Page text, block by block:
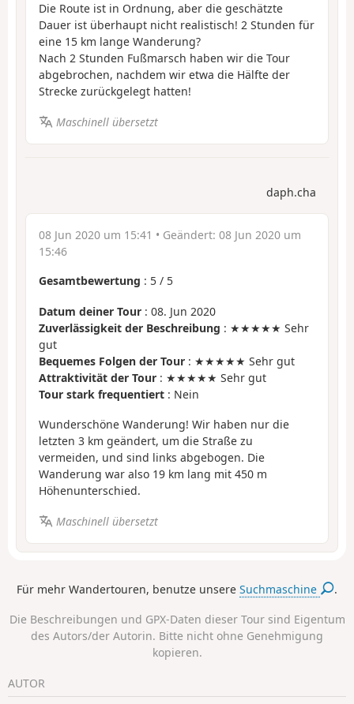
Die Route ist in Ordnung, aber die geschätzte
Dauer ist überhaupt nicht realistisch! 2 Stunden für
eine 15 km lange Wanderung?
Nach 2 Stunden Fußmarsch haben wir die Tour
abgebrochen, nachdem wir etwa die Hälfte der
Strecke zurückgelegt hatten!
Maschinell übersetzt
daph.cha
08 Jun 2020 um 15:41 • Geändert: 08 Jun 2020 um
15:46
Gesamtbewertung : 5 / 5
Datum deiner Tour : 08. Jun 2020
Zuverlässigkeit der Beschreibung : ★★★★★ Sehr
gut
Bequemes Folgen der Tour : ★★★★★ Sehr gut
Attraktivität der Tour : ★★★★★ Sehr gut
Tour stark frequentiert : Nein
Wunderschöne Wanderung! Wir haben nur die
letzten 3 km geändert, um die Straße zu
vermeiden, und sind links abgebogen. Die
Wanderung war also 19 km lang mit 450 m
Höhenunterschied.
Maschinell übersetzt
Für mehr Wandertouren, benutze unsereSuchmaschine .
Die Beschreibungen und GPX-Daten dieser Tour sind Eigentum
des Autors/der Autorin. Bitte nicht ohne Genehmigung
kopieren.
AUTOR